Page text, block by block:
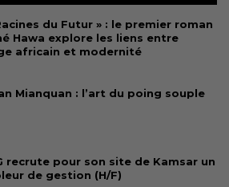
du Futur » : le premier roman
Hawa explore les liens entre
africain et modernité
Mianquan : l’art du poing souple
recrute pour son site de Kamsar un
de gestion (H/F)